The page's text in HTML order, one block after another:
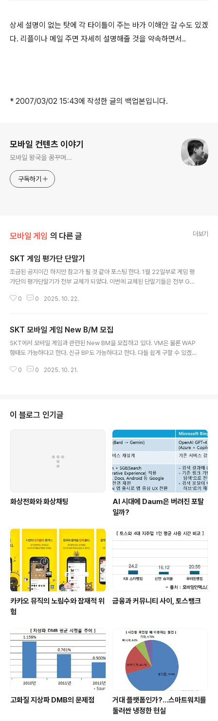
상세 설명이 없는 탓에 각 타이틀이 주는 바가 이해안 갈 수도 있겠
다. 리플이나 메일 주면 자세히 설명해줄 것을 약속하면서..
* 2007/03/02 15:43에 작성한 글의 백업본입니다.
모바일 컨텐츠 이야기
모바일 왕국을 꿈꾸며...
구독하기
모바일 게임 의 다른 글 더보기
SKT 게임 평가단 단말기
조금된 공지이긴 하지만 참고가 될 것 같아 포스팅 한다. 1월 22일부로 게임 평
가단의 평가단말기가 전부 교체가 되었다. 이번에 교체된 단말기들은 전부 GX
가단 단말기는 6종으로 통일되었다. 단말기의 목록은 아래와 같다. SCH-B41
추가적으로 SCH-B250의 경우 사업팀 담당자들이 사용하고 있는 폰이기에
이폰 또한 지원하셔야 한다. 희안하게 모두 삼성폰인게 좀 그렇긴 하다만... 스펙
들이 상향 조정이 되면서 속도 문제에서 약간 이득을 볼 듯 하다. *..
0 0 2025. 10. 22.
SKT 모바일 게임 New B/M 모집
SKT에서 모바일 게임과 관련된 New BM을 모집하고 있다. VM은 물론 WAP
형태도 가능하다고 한다. 신규 BP도 가능하다고 한다. 다들 쉽게 구할 수 있겠
한 각도에서의 모바일 게임 모델과 게임성도 같이 필요하다는 것은 당연하다고
만들어봐야 그 사람들 이해 못한다. 거창한 것보다는 Simple 하면서 적용이 쉬
운 것이 좋을 것이다. Add-On 형태의 외장 Device는 절대 꿈도 꾸..
0 0 2025. 10. 21.
이 블로그 인기글
화상전화와 화상채팅
AI 시대에 Daum은 버려진 포탈
일까?
카카오 뮤직의 노림수와 잠재적 위
험
금융과 커뮤니티 사이, 토스뱅크
고화질 지상파 DMB의 문제점
거대 플랫폼인가?…스마트워치를
둘러싼 냉정한 현실